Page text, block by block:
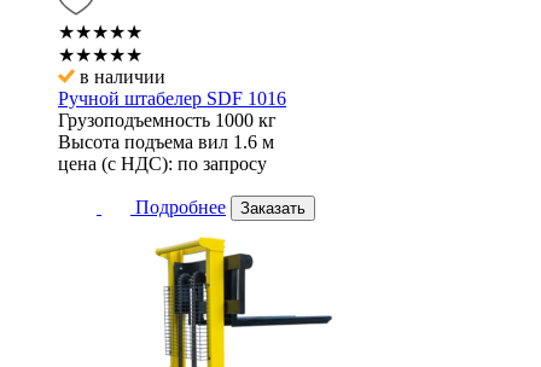
★★★★★
★★★★★
в наличии
Ручной штабелер SDF 1016
Грузоподъемность 1000 кг
Высота подъема вил 1.6 м
цена (с НДС): по запросу
Подробнее Заказать